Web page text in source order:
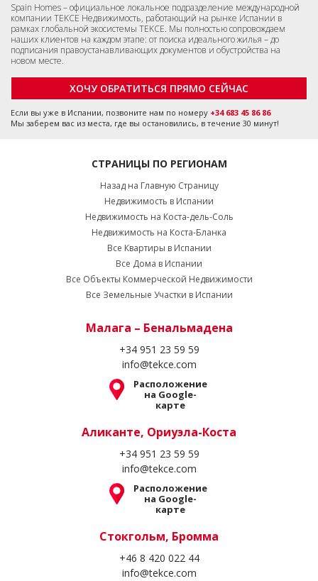
Spain Homes – официальное локальное подразделение международной
компании TEKCE Недвижимость, работающий на рынке Испании в
рамках глобальной экосистемы TEKCE. Мы полностью сопровождаем
наших клиентов на каждом этапе: от поиска идеального жилья – до
подписания правоустанавливающих документов и обустройства на
новом месте.
ХОЧУ ОБРАТИТЬСЯ ПРЯМО СЕЙЧАС
Если вы уже в Испании, позвоните нам по номеру +34 683 45 86 86
Мы заберем вас из места, где вы остановились, в течение 30 минут!
СТРАНИЦЫ ПО РЕГИОНАМ
Назад на Главную Страницу
Недвижимость в Испании
Недвижимость на Коста-дель-Соль
Недвижимость на Коста-Бланка
Все Квартиры в Испании
Все Дома в Испании
Все Объекты Коммерческой Недвижимости
Все Земельные Участки в Испании
Малага – Бенальмадена
+34 951 23 59 59
info@tekce.com
Расположение
на Google-
карте
Аликанте, Ориуэла-Коста
+34 951 23 59 59
info@tekce.com
Расположение
на Google-
карте
Стокгольм, Бромма
+46 8 420 022 44
info@tekce.com